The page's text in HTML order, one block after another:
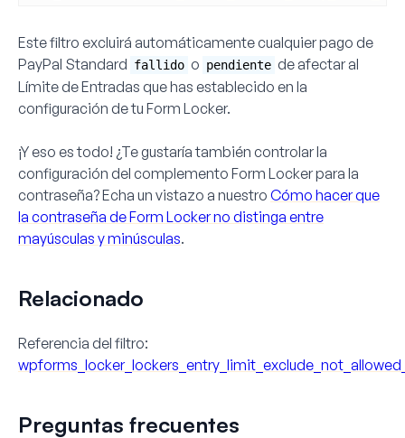
Este filtro excluirá automáticamente cualquier pago de
PayPal Standard fallido o pendiente de afectar al
Límite de Entradas que has establecido en la
configuración de tu Form Locker.
¡Y eso es todo! ¿Te gustaría también controlar la
configuración del complemento Form Lockerpara la
contraseña? Echa un vistazo a nuestro Cómo hacer que
la contraseña de Form Locker no distinga entre
mayúsculas y minúsculas.
Relacionado
Referencia del filtro:
Preguntas frecuentes